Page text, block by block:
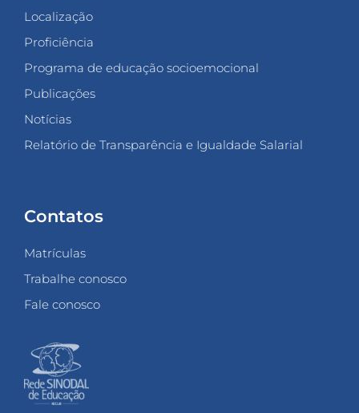
Localização
Proficiência
Programa de educação socioemocional
Publicações
Notícias
Relatório de Transparência e Igualdade Salarial
Contatos
Matrículas
Trabalhe conosco
Fale conosco